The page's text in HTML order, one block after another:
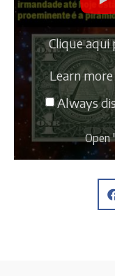
Clique aqui
Learn
Always
Open